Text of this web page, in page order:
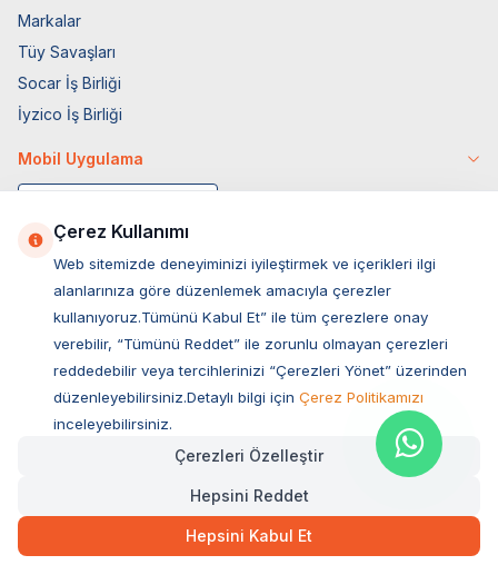
Markalar
Tüy Savaşları
Socar İş Birliği
İyzico İş Birliği
Mobil Uygulama
Müşteri Hizmetleri
Sıkça Sorulan Sorular
Ovacık Mah. Hacıoğlu Sok. No:13 Başiskele / KOCAELİ
Müşteri Destek Hattı
Çerez Kullanımı
Web sitemizde deneyiminizi iyileştirmek ve içerikleri ilgi
alanlarınıza göre düzenlemek amacıyla çerezler
kullanıyoruz.Tümünü Kabul Et” ile tüm çerezlere onay
verebilir, “Tümünü Reddet” ile zorunlu olmayan çerezleri
reddedebilir veya tercihlerinizi “Çerezleri Yönet” üzerinden
düzenleyebilirsiniz.Detaylı bilgi için Çerez Politikamızı
inceleyebilirsiniz.
Çerezleri Özelleştir
Hepsini Reddet
Hepsini Kabul Et